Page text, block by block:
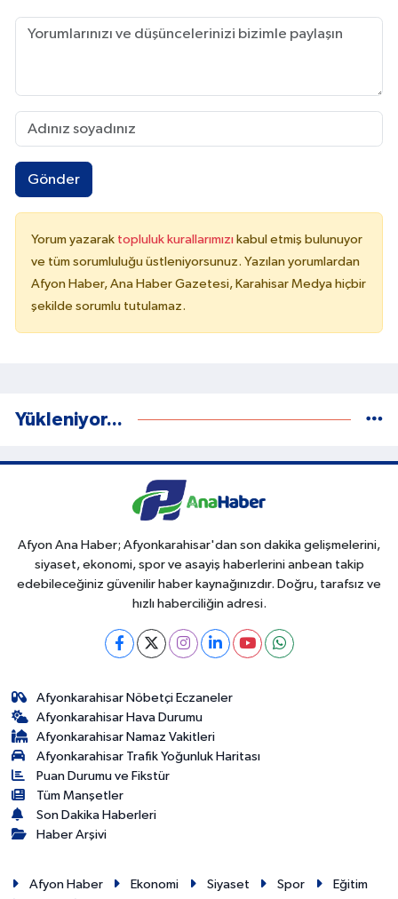
Gönder
Yorum yazarak topluluk kurallarımızı kabul etmiş bulunuyor
ve tüm sorumluluğu üstleniyorsunuz. Yazılan yorumlardan
Afyon Haber, Ana Haber Gazetesi, Karahisar Medya hiçbir
şekilde sorumlu tutulamaz.
Yükleniyor...
Afyon Ana Haber; Afyonkarahisar'dan son dakika gelişmelerini,
siyaset, ekonomi, spor ve asayiş haberlerini anbean takip
edebileceğiniz güvenilir haber kaynağınızdır. Doğru, tarafsız ve
hızlı haberciliğin adresi.
Afyonkarahisar Nöbetçi Eczaneler
Afyonkarahisar Hava Durumu
Afyonkarahisar Namaz Vakitleri
Afyonkarahisar Trafik Yoğunluk Haritası
Puan Durumu ve Fikstür
Tüm Manşetler
Son Dakika Haberleri
Haber Arşivi
Afyon Haber Ekonomi Siyaset Spor
Eğitim